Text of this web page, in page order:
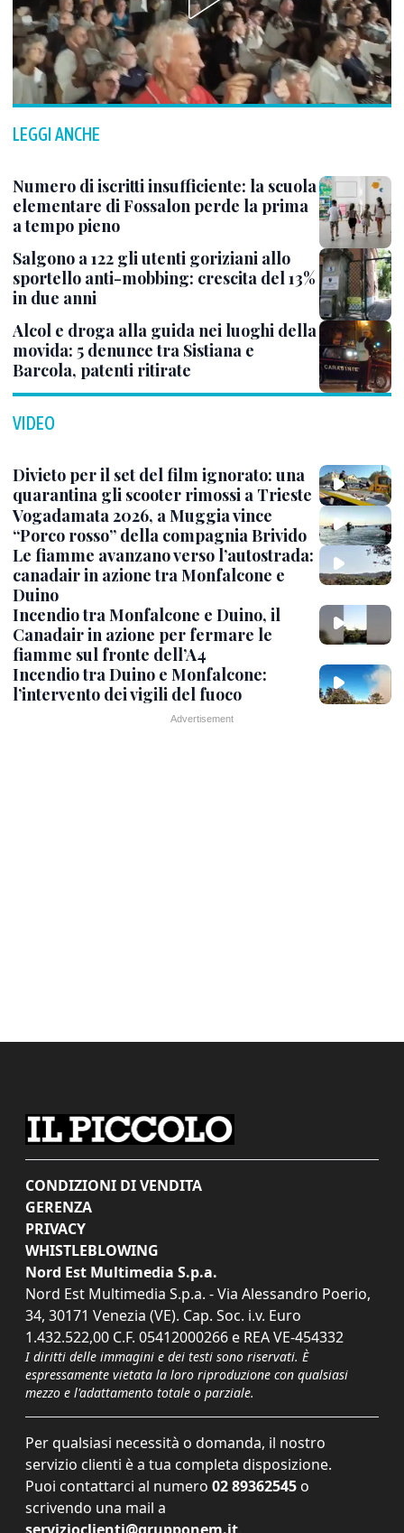
LEGGI ANCHE
Numero di iscritti insufficiente: la scuola
elementare di Fossalon perde la prima
a tempo pieno
Salgono a 122 gli utenti goriziani allo
sportello anti-mobbing: crescita del 13%
in due anni
Alcol e droga alla guida nei luoghi della
movida: 5 denunce tra Sistiana e
Barcola, patenti ritirate
VIDEO
Divieto per il set del film ignorato: una
quarantina gli scooter rimossi a Trieste
Vogadamata 2026, a Muggia vince
“Porco rosso” della compagnia Brivido
Le fiamme avanzano verso l’autostrada:
canadair in azione tra Monfalcone e
Duino
Incendio tra Monfalcone e Duino, il
Canadair in azione per fermare le
fiamme sul fronte dell’A4
Incendio tra Duino e Monfalcone:
l’intervento dei vigili del fuoco
CONDIZIONI DI VENDITA
GERENZA
PRIVACY
WHISTLEBLOWING
Nord Est Multimedia S.p.a.
Nord Est Multimedia S.p.a. - Via Alessandro Poerio,
34, 30171 Venezia (VE). Cap. Soc. i.v. Euro
1.432.522,00 C.F. 05412000266 e REA VE-454332
I diritti delle immagini e dei testi sono riservati. È
espressamente vietata la loro riproduzione con qualsiasi
mezzo e l'adattamento totale o parziale.
Per qualsiasi necessità o domanda, il nostro
servizio clienti è a tua completa disposizione.
Puoi contattarci al numero 02 89362545 o
scrivendo una mail a